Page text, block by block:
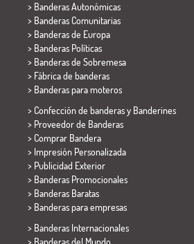
> Banderas Autonómicas
> Banderas Comunitarias
> Banderas de Europa
> Banderas Políticas
> Banderas de Sobremesa
> Fábrica de banderas
> Banderas para moteros
> Confección de banderas y Banderines
> Proveedor de Banderas
> Comprar Bandera
> Impresión Personalizada
> Publicidad Exterior
> Banderas Promocionales
> Banderas Baratas
> Banderas para empresas
> Banderas Internacionales